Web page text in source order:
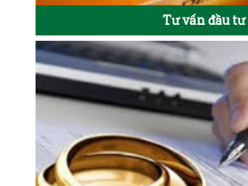
Tư vấn đầu tư